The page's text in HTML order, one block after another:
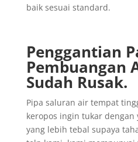
baik sesuai standard.
Penggantian
Pembuangan
Sudah Rusak.
Pipa saluran air tempat
keropos ingin tukar
yang lebih tebal supaya